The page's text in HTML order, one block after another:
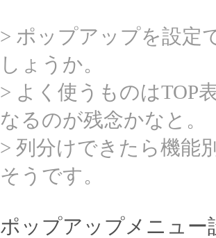
> ポップアップを設定
しょうか。
> よく使うものはTOP
なるのが残念かなと。
> 列分けできたら機能
そうです。
ポップアップメニュー